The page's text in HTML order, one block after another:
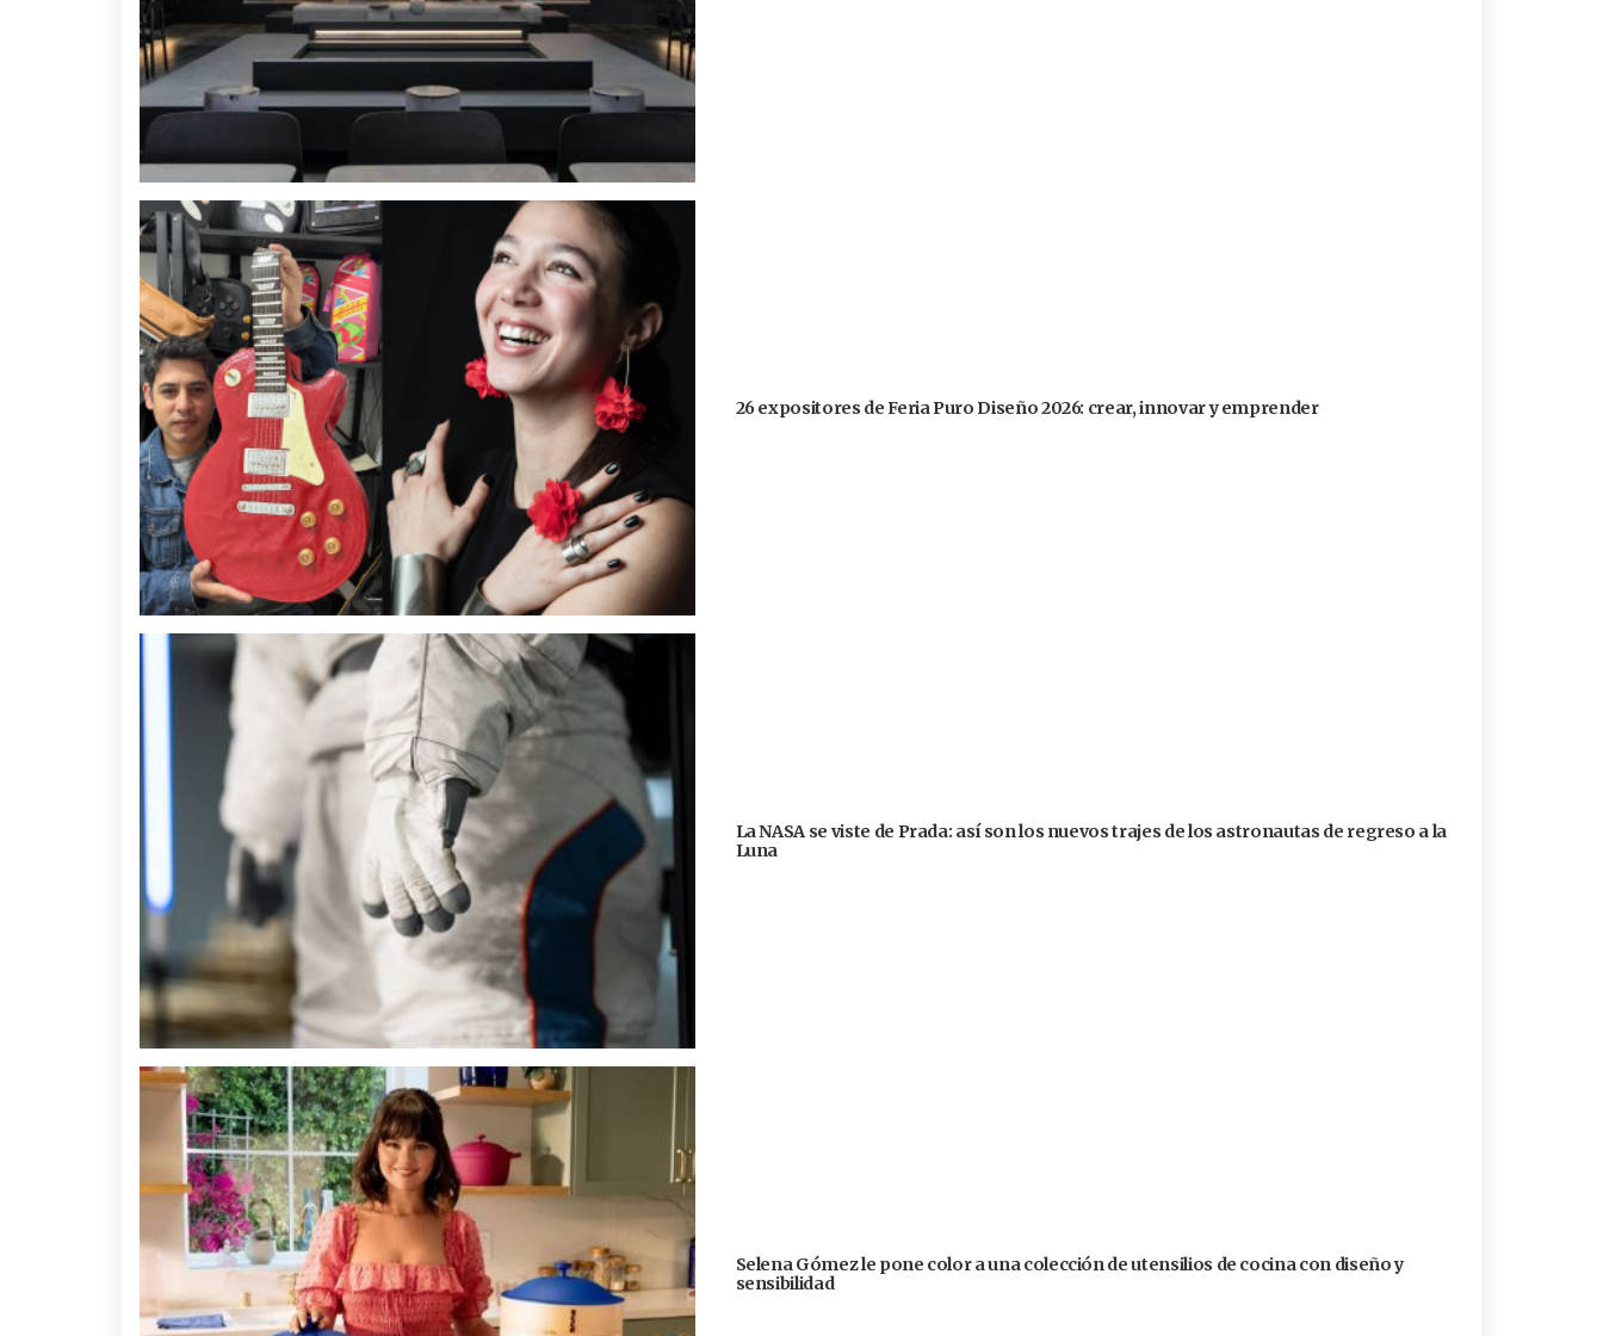
26 expositores de Feria Puro Diseño 2026: crear, innovar y emprender
La NASA se viste de Prada: así son los nuevos trajes de los astronautas de regreso a la
Luna
Selena Gómez le pone color a una colección de utensilios de cocina con diseño y
sensibilidad